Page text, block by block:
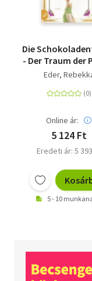
Die
- Der Traum der
- Roman
Eder,
Online ár:
5 124 Ft
Eredeti ár: 5
5 - 10